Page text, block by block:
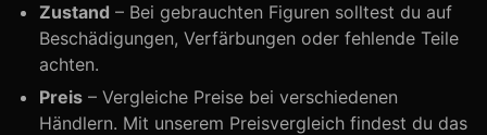
Zustand – Bei gebrauchten Figuren solltest du auf
Beschädigungen, Verfärbungen oder fehlende Teile
achten.
Preis – Vergleiche Preise bei verschiedenen
Händlern. Mit unserem Preisvergleich findest du das